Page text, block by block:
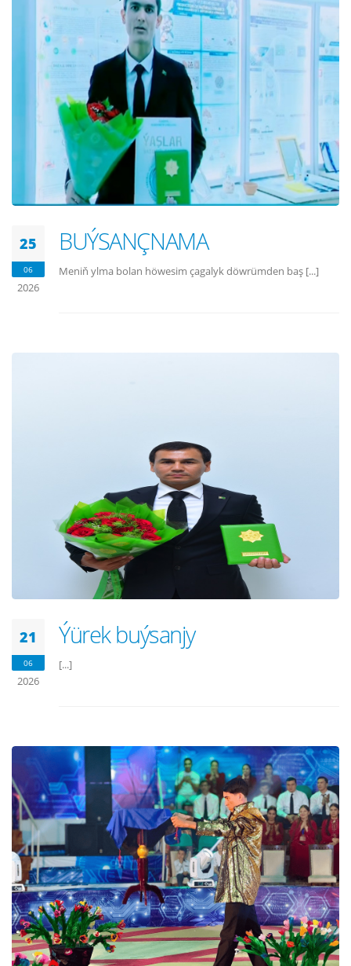
25
06
2026
BUÝSANÇNAMA
Meniň ylma bolan höwesim çagalyk döwrümden baş [...]
21
06
2026
Ýürek buýsanjy
[...]